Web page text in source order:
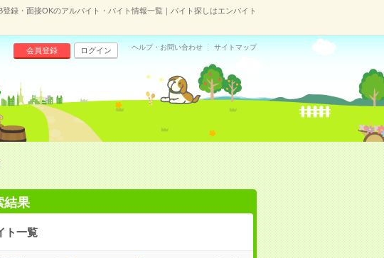
録・面接OKのアルバイト・バイト情報一覧｜バイト探しはエンバイト
会員登録 ログイン ヘルプ・お問い合わせ サイトマップ
結果
ト一覧